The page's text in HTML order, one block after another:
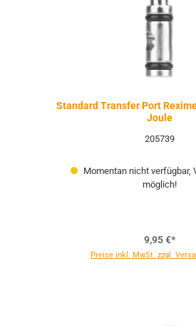
Standard Transfer Port
Joule
205739
Momentan nicht verfügbar,
möglich!
9,95 €*
Preise inkl. MwSt. zzgl.